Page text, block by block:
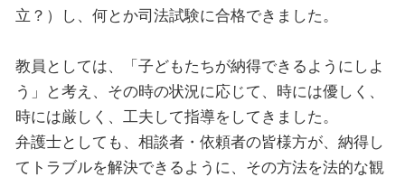
立？）し、何とか司法試験に合格できました。
教員としては、「子どもたちが納得できるようにしよ
う」と考え、その時の状況に応じて、時には優しく、
時には厳しく、工夫して指導をしてきました。
弁護士としても、相談者・依頼者の皆様方が、納得し
てトラブルを解決できるように、その方法を法的な観